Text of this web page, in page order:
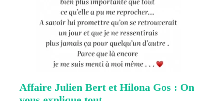
Affaire Julien Bert et Hilona Gos : On